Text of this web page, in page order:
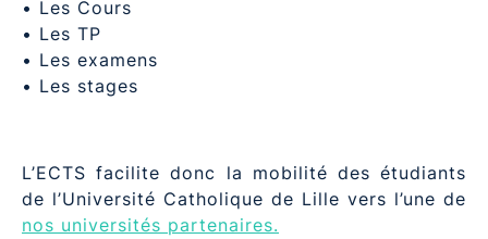
• Les Cours
• Les TP
• Les examens
• Les stages
L’ECTS facilite donc la mobilité des étudiants
de l’Université Catholique de Lille vers l’une de
nos universités partenaires.